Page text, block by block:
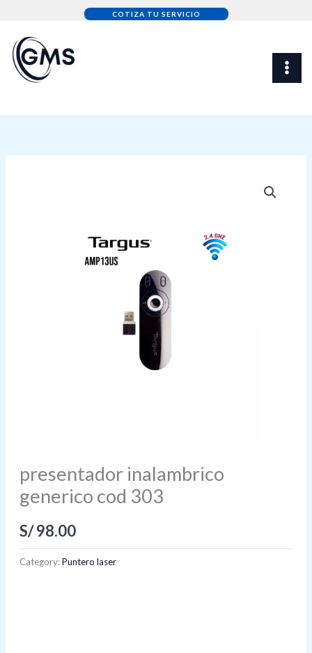
content
COTIZA TU SERVICIO
presentador inalambrico
generico cod 303
S/98.00
Category:Puntero laser